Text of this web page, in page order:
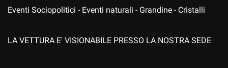
Eventi Sociopolitici - Eventi naturali - Grandine - Cristalli
LA VETTURA E' VISIONABILE PRESSO LA NOSTRA SEDE